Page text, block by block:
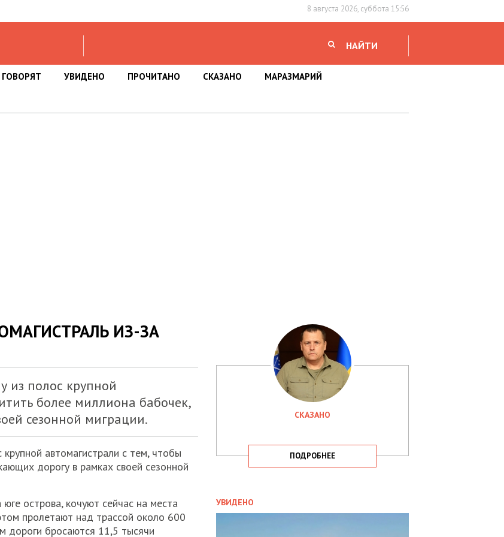
8 августа 2026, суббота 15:56
НАЙТИ
УВИДЕНО ПРОЧИТАНО СКАЗАНО МАРАЗМАРИЙ
ИЗ-ЗА
из полос крупной
более миллиона бабочек,
сезонной миграции.
автомагистрали с тем, чтобы
дорогу в рамках своей сезонной
острова, кочуют сейчас на места
пролетают над трассой около 600
дороги бросаются 11,5 тысячи
СКАЗАНО
ПОДРОБНЕЕ
УВИДЕНО
ЗАТРИМАЛА